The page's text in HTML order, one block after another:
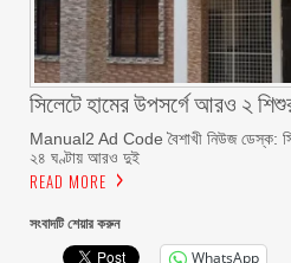
সিলেটে হামের উপসর্গে আরও ২
Manual2 Ad Code বৈশাখী নিউজ ডেস্ক:
২৪ ঘণ্টায় আরও দুই
READ MORE
সংবাদটি শেয়ার করুন
WhatsApp